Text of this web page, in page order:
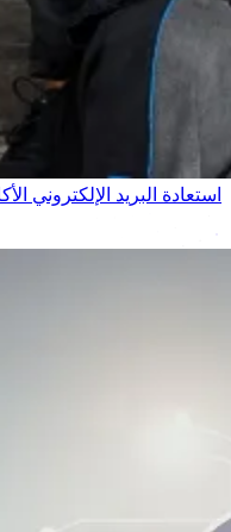
استعادة البريد الإلكتروني